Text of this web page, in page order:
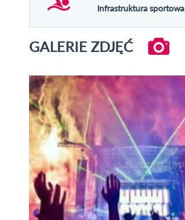
Infrastruktura sportowa
GALERIE ZDJĘĆ